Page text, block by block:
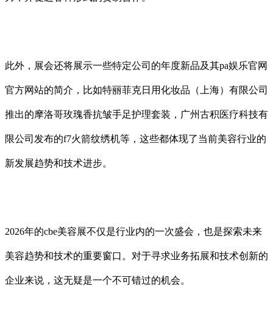
此外，展会还将展示一些特定公司的年度新品及其pa娱乐官网
官方网站的简介，比如特丽菲克日用化妆品（上海）有限公司
推出的摩洛哥玫瑰香抗皱手足护理套装，广州古积医疗科技有
限公司发布的f7火箭纹绣机等，这些都体现了当前美容行业的
新发展趋势和技术进步。
2026年的cbe美容展不仅是行业内的一次盛会，也是探索未来
美容趋势和技术的重要窗口。对于寻求业务拓展和技术创新的
企业来说，这无疑是一个不可错过的机会。